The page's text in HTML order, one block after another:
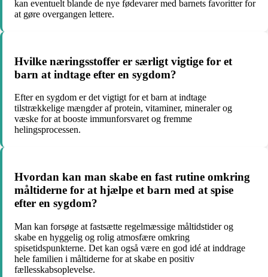
kan eventuelt blande de nye fødevarer med barnets favoritter for
at gøre overgangen lettere.
Hvilke næringsstoffer er særligt vigtige for et
barn at indtage efter en sygdom?
Efter en sygdom er det vigtigt for et barn at indtage
tilstrækkelige mængder af protein, vitaminer, mineraler og
væske for at booste immunforsvaret og fremme
helingsprocessen.
Hvordan kan man skabe en fast rutine omkring
måltiderne for at hjælpe et barn med at spise
efter en sygdom?
Man kan forsøge at fastsætte regelmæssige måltidstider og
skabe en hyggelig og rolig atmosfære omkring
spisetidspunkterne. Det kan også være en god idé at inddrage
hele familien i måltiderne for at skabe en positiv
fællesskabsoplevelse.